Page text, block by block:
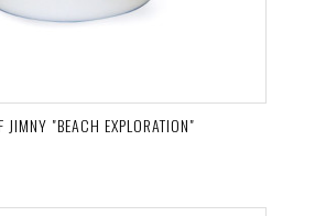
JIMNY "BEACH EXPLORATION"